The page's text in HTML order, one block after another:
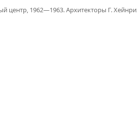
центр, 1962—1963. Архитекторы Г.